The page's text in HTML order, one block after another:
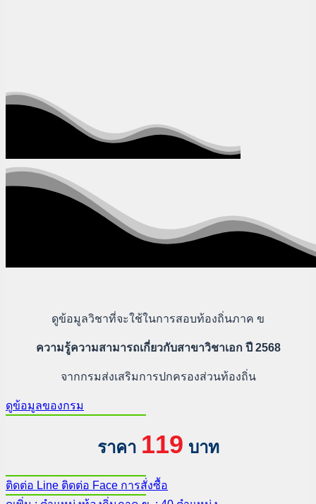
ดูข้อมูลวิชาที่จะใช้ในการสอบท้องถิ่นภาค ข
ความรู้ความสามารถเกี่ยวกับสาขาวิชาเอก ปี 2568
จากกรมส่งเสริมการปกครองส่วนท้องถิ่น
ดูข้อมูลของกรม
ราคา 119 บาท
ติดต่อ Line ติดต่อ Face การสั่งซื้อ